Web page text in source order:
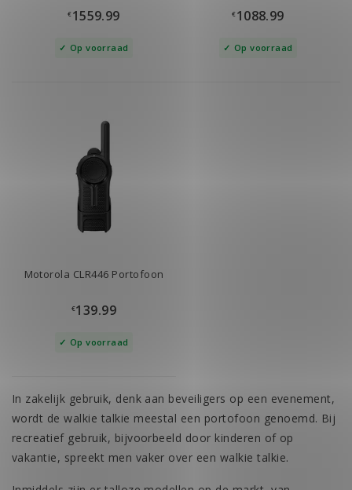
€1559.99
Op voorraad
€1088.99
Op voorraad
Motorola CLR446 Portofoon
€139.99
Op voorraad
In zakelijk gebruik, denk aan beveiligers op een evenement,
wordt de walkie talkie meestal een portofoon genoemd. Bij
recreatief gebruik, bijvoorbeeld door kinderen of op
vakantie, spreekt men vaker over een walkie talkie.